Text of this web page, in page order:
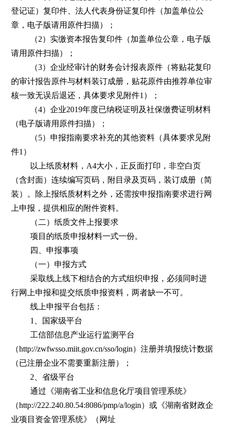
登记证）复印件、法人代表身份证复印件（加盖单位公
章，电子版请用原件扫描）；
（2）实缴资本报告复印件（加盖单位公章，电子版
请用原件扫描）；
（3）企业经审计的财务会计报表原件（将贴花复印
的审计报告原件与材料装订成册，贴花原件由推荐单位审
核一致无误后退还，具体要求见附件1）；
（4）企业2019年度已纳税证明及社保缴费证明材料
（电子版请用原件扫描）；
（5）申报指南要求补充的其他资料（具体要求见附
件1）
以上纸质材料，A4大小，正反面打印，非空白页
（含封面）连续编写页码，附目录及页码，装订成册（简
装）。除上报纸质材料之外，还需按申报指南要求进行网
上申报，提供相应的附件资料。
（二）纸质文件上报要求
项目的纸质申报材料一式一份。
四、申报事项
（一）申报方式
采取线上线下相结合的方式组织申报，必须同时进
行网上申报和提交纸质申报资料，两者缺一不可。
线上申报平台包括：
1、国家级平台
工信部信息产业运行监测平台
（http://zwfwsso.miit.gov.cn/sso/login）注册并填报统计数据
（已注册企业不需要重新注册）；
2、省级平台
通过《湖南省工业和信息化厅项目管理系统》
（http://222.240.80.54:8086/pmp/a/login）或《湖南省财政企
业项目资金管理系统》（网址